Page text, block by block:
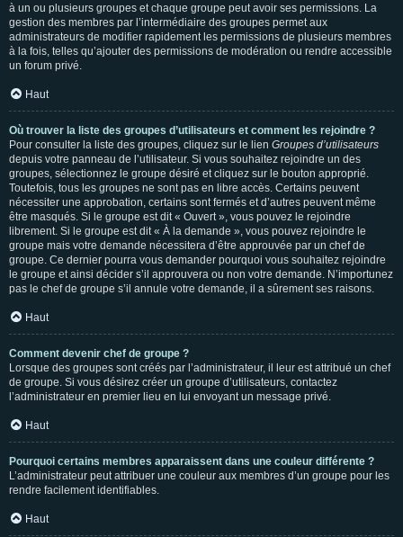
à un ou plusieurs groupes et chaque groupe peut avoir ses permissions. La
gestion des membres par l’intermédiaire des groupes permet aux
administrateurs de modifier rapidement les permissions de plusieurs membres
à la fois, telles qu’ajouter des permissions de modération ou rendre accessible
un forum privé.
Haut
Où trouver la liste des groupes d’utilisateurs et comment les rejoindre ?
Pour consulter la liste des groupes, cliquez sur le lien Groupes d’utilisateurs
depuis votre panneau de l’utilisateur. Si vous souhaitez rejoindre un des
groupes, sélectionnez le groupe désiré et cliquez sur le bouton approprié.
Toutefois, tous les groupes ne sont pas en libre accès. Certains peuvent
nécessiter une approbation, certains sont fermés et d’autres peuvent même
être masqués. Si le groupe est dit « Ouvert », vous pouvez le rejoindre
librement. Si le groupe est dit « À la demande », vous pouvez rejoindre le
groupe mais votre demande nécessitera d’être approuvée par un chef de
groupe. Ce dernier pourra vous demander pourquoi vous souhaitez rejoindre
le groupe et ainsi décider s’il approuvera ou non votre demande. N’importunez
pas le chef de groupe s’il annule votre demande, il a sûrement ses raisons.
Haut
Comment devenir chef de groupe ?
Lorsque des groupes sont créés par l’administrateur, il leur est attribué un chef
de groupe. Si vous désirez créer un groupe d’utilisateurs, contactez
l’administrateur en premier lieu en lui envoyant un message privé.
Haut
Pourquoi certains membres apparaissent dans une couleur différente ?
L’administrateur peut attribuer une couleur aux membres d’un groupe pour les
rendre facilement identifiables.
Haut